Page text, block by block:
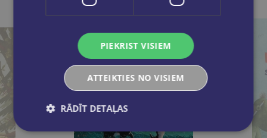
PIEKRIST VISIEM
ATTEIKTIES NO VISIEM
RĀDĪT DETAĻAS